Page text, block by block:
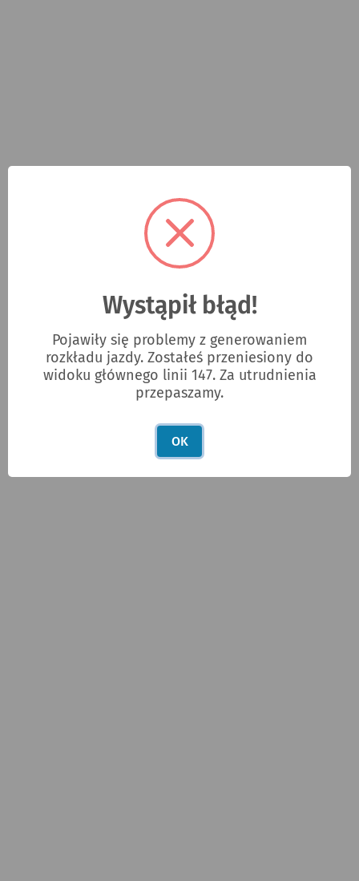
Wystąpił błąd!
Pojawiły się problemy z generowaniem
rozkładu jazdy. Zostałeś przeniesiony do
widoku głównego linii 147. Za utrudnienia
przepaszamy.
OK